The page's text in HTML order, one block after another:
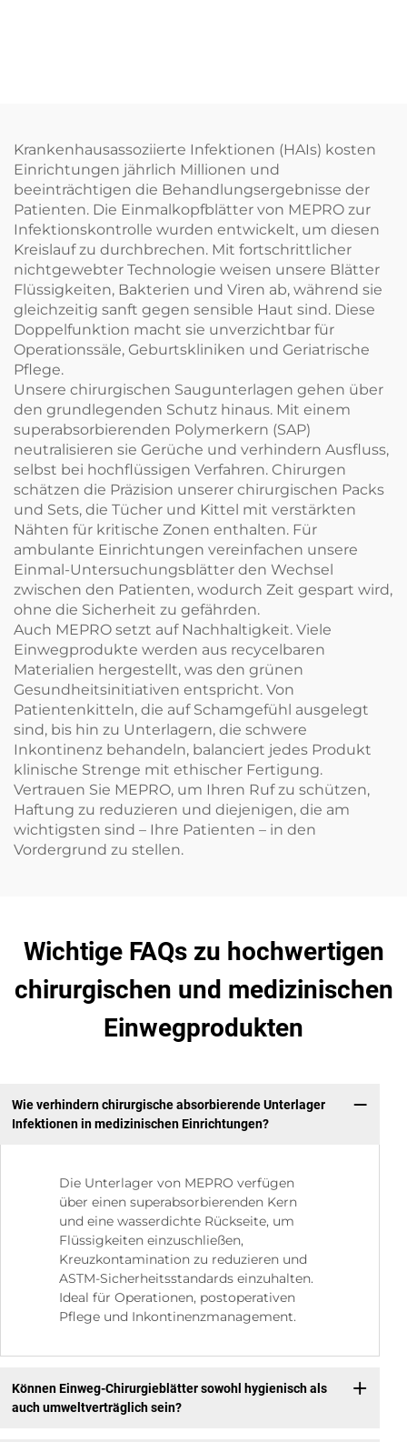
Krankenhausassoziierte Infektionen (HAIs) kosten
Einrichtungen jährlich Millionen und
beeinträchtigen die Behandlungsergebnisse der
Patienten. Die Einmalkopfblätter von MEPRO zur
Infektionskontrolle wurden entwickelt, um diesen
Kreislauf zu durchbrechen. Mit fortschrittlicher
nichtgewebter Technologie weisen unsere Blätter
Flüssigkeiten, Bakterien und Viren ab, während sie
gleichzeitig sanft gegen sensible Haut sind. Diese
Doppelfunktion macht sie unverzichtbar für
Operationssäle, Geburtskliniken und Geriatrische
Pflege.
Unsere chirurgischen Saugunterlagen gehen über
den grundlegenden Schutz hinaus. Mit einem
superabsorbierenden Polymerkern (SAP)
neutralisieren sie Gerüche und verhindern Ausfluss,
selbst bei hochflüssigen Verfahren. Chirurgen
schätzen die Präzision unserer chirurgischen Packs
und Sets, die Tücher und Kittel mit verstärkten
Nähten für kritische Zonen enthalten. Für
ambulante Einrichtungen vereinfachen unsere
Einmal-Untersuchungsblätter den Wechsel
zwischen den Patienten, wodurch Zeit gespart wird,
ohne die Sicherheit zu gefährden.
Auch MEPRO setzt auf Nachhaltigkeit. Viele
Einwegprodukte werden aus recycelbaren
Materialien hergestellt, was den grünen
Gesundheitsinitiativen entspricht. Von
Patientenkitteln, die auf Schamgefühl ausgelegt
sind, bis hin zu Unterlagern, die schwere
Inkontinenz behandeln, balanciert jedes Produkt
klinische Strenge mit ethischer Fertigung.
Vertrauen Sie MEPRO, um Ihren Ruf zu schützen,
Haftung zu reduzieren und diejenigen, die am
wichtigsten sind – Ihre Patienten – in den
Vordergrund zu stellen.
Wichtige FAQs zu hochwertigen
chirurgischen und medizinischen
Einwegprodukten
Wie verhindern chirurgische absorbierende Unterlager
Infektionen in medizinischen Einrichtungen?
Die Unterlager von MEPRO verfügen
über einen superabsorbierenden Kern
und eine wasserdichte Rückseite, um
Flüssigkeiten einzuschließen,
Kreuzkontamination zu reduzieren und
ASTM-Sicherheitsstandards einzuhalten.
Ideal für Operationen, postoperativen
Pflege und Inkontinenzmanagement.
Können Einweg-Chirurgieblätter sowohl hygienisch als
auch umweltverträglich sein?